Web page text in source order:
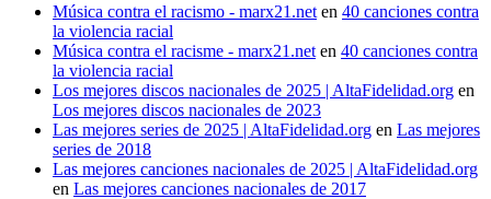
Música contra el racismo - marx21.net en 40 canciones contra
la violencia racial
Música contra el racisme - marx21.net en 40 canciones contra
la violencia racial
Los mejores discos nacionales de 2025 | AltaFidelidad.org en
Los mejores discos nacionales de 2023
Las mejores series de 2025 | AltaFidelidad.org en Las mejores
series de 2018
Las mejores canciones nacionales de 2025 | AltaFidelidad.org
en Las mejores canciones nacionales de 2017